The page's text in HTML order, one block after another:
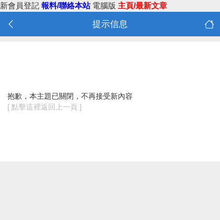
新會員登記 報料/聯絡本站 電腦版 主頁/最新文章
提示信息
抱歉，本主題已關閉，不再接受新內容
[ 點擊這裡返回上一頁 ]